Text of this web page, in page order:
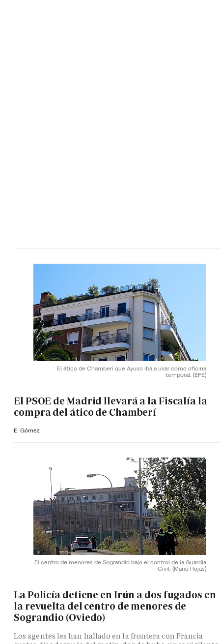
El ático de Chamberí que Ayuso iba a usar como oficina
temporal. (EFE)
El PSOE de Madrid llevará a la Fiscalía la
compra del ático de Chamberí
E. Gómez
El centro de menores de Sograndio bajo el control de la Guardia
Civil. (Mario Rojas)
La Policía detiene en Irún a dos fugados en
la revuelta del centro de menores de
Sograndio (Oviedo)
Los agentes les han hallado en la frontera con Francia